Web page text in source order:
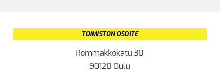
TOIMISTON OSOITE
Rommakkokatu 30
90120 Oulu